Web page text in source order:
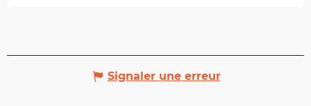
Signaler une erreur